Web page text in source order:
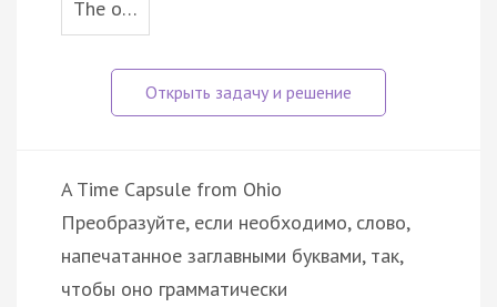
The o…
A Time Capsule from Ohio
Преобразуйте, если необходимо, слово,
напечатанное заглавными буквами, так,
чтобы оно грамматически